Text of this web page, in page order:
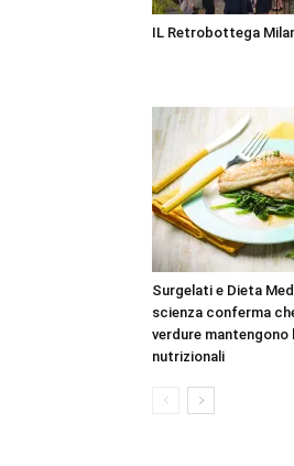
IL Retrobottega
Surgelati e Dieta
scienza conferma
verdure
nutrizionali